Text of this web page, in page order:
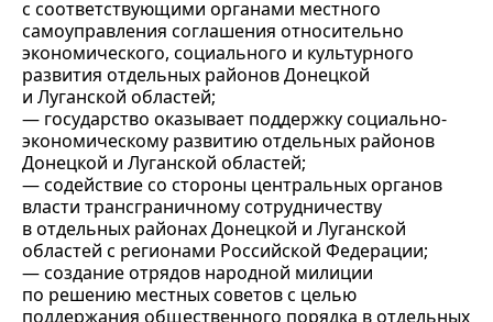
с соответствующими органами местного
самоуправления соглашения относительно
экономического, социального и культурного
развития отдельных районов Донецкой
и Луганской областей;
— государство оказывает поддержку социально-
экономическому развитию отдельных районов
Донецкой и Луганской областей;
— содействие со стороны центральных органов
власти трансграничному сотрудничеству
в отдельных районах Донецкой и Луганской
областей с регионами Российской Федерации;
— создание отрядов народной милиции
по решению местных советов с целью
поддержания общественного порядка в отдельных